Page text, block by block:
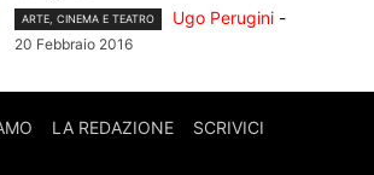
ARTE, CINEMA E TEATRO Ugo Perugini -
20 Febbraio 2016
LA REDAZIONE SCRIVICI